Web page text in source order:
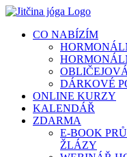
Přeskočit
obsah
CO NABÍZÍM
DÁRKOVÉ
ONLINE KURZY
KALENDÁŘ
ZDARMA
E-BOOK
ŽLÁZY